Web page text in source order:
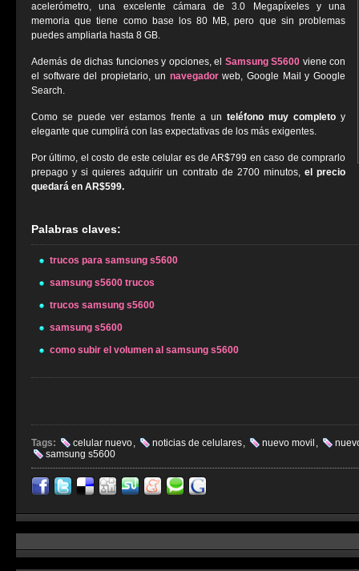
acelerómetro, una excelente cámara de 3.0 Megapíxeles y una
memoria que tiene como base los 80 MB, pero que sin problemas
puedes ampliarla hasta 8 GB.
Además de dichas funciones y opciones, el Samsung S5600 viene con
el software del propietario, un navegadorweb, Google Mail y Google
Search.
Como se puede ver estamos frente a un teléfono muy completo y
elegante que cumplirá con las expectativas de los más exigentes.
Por último, el costo de este celular es de AR$799 en caso de comprarlo
prepago y si quieres adquirir un contrato de 2700 minutos,el precio
quedará en AR$599.
Palabras claves:
trucos para samsung s5600
samsung s5600 trucos
trucos samsung s5600
samsung s5600
como subir el volumen al samsung s5600
Tags: celular nuevo, noticias de celulares, nuevo movil ,
samsung s5600